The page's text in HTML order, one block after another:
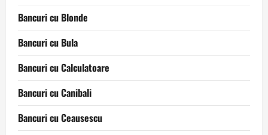
Bancuri cu Blonde
Bancuri cu Bula
Bancuri cu Calculatoare
Bancuri cu Canibali
Bancuri cu Ceausescu